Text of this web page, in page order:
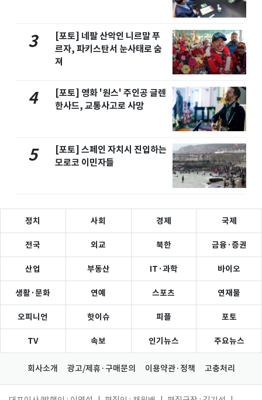
3
[포토] 네팔 산악인 니르말 푸
르자, 파키스탄서 눈사태로 숨
져
4
[포토] 영화 '원스' 주인공 글렌
한사드, 교통사고로 사망
5
[포토] 스페인 자치시 진입하는
모로코 이민자들
정치 사회 경제 국제
전국 외교 북한 금융·증권
산업 부동산 IT·과학 바이오
생활·문화 연예 스포츠 연재물
오피니언 핫이슈 피플 포토
TV 속보 인기뉴스 주요뉴스
회사소개 광고/제휴·구매문의 이용약관·정책 고충처리